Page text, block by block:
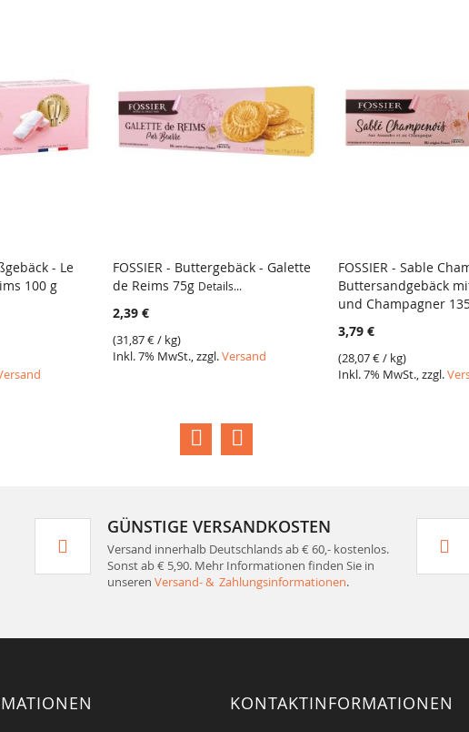
- Le
100 g
FOSSIER - Buttergebäck - Galette
de Reims 75g Details...
2,39 €
(31,87 €/ kg)
Inkl. 7% MwSt., zzgl.Versand
FOSSIER - Sable
Buttersandgebäck
und Champagner
3,79 €
(28,07 €/ kg)
Inkl. 7% MwSt., zzgl.
GÜNSTIGE VERSANDKOSTEN
Versand innerhalb Deutschlands ab € 60,- kostenlos.
Sonst ab € 5,90. Mehr Informationen finden Sie in
unseren Versand- & Zahlungsinformationen.
KONTAKTINFORMATIONEN